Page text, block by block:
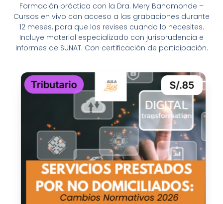
Formación práctica con la Dra. Mery Bahamonde –
Cursos en vivo con acceso a las grabaciones durante
12 meses, para que los revises cuando lo necesites.
Incluye material especializado con jurisprudencia e
informes de SUNAT. Con certificación de participación.